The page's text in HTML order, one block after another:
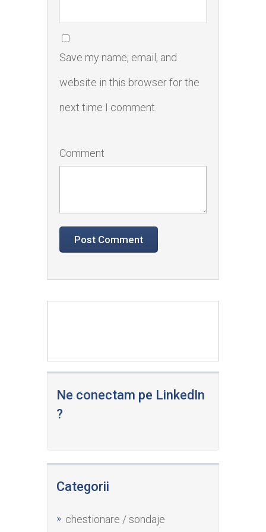
Ne conectam pe LinkedIn
?
Categorii
chestionare / sondaje
Save my name, email, and
website in this browser for the
next time I comment.
Comment